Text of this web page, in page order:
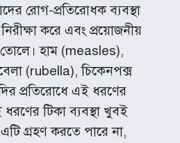
রোগ-প্রতিরোধক ব্যবস্থা
করে এবং প্রয়োজনীয়
তোলে। হাম (measles),
(rubella), চিকেনপক্স
প্রতিরোধে এই ধরণের
টিকা ব্যবস্থা খুবই
গ্রহণ করতে পারে না,